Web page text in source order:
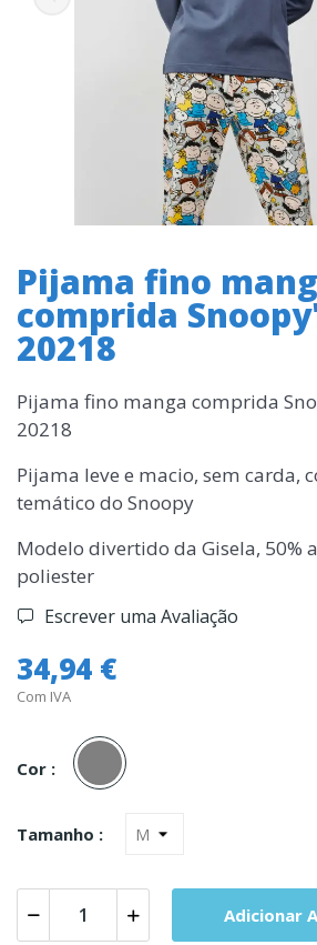
Pijama fino
comprida
20218
Pijama fino manga comprida
20218
Pijama leve e macio, sem carda,
temático do Snoopy
Modelo divertido da Gisela, 50%
poliester
Escrever uma Avaliação
34,94 €
Com IVA
Cor :
Cinza
Tamanho :
Adicionar